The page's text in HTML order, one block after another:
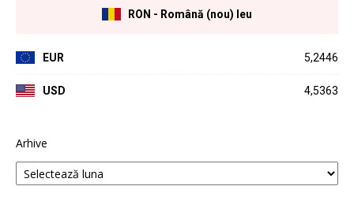
RON - Română (nou) leu
EUR 5,2446
USD 4,5363
Arhive